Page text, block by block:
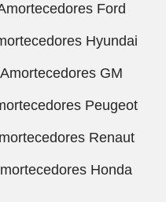
Ford
Hyundai
Amortecedores GM
Peugeot
Renaut
Honda